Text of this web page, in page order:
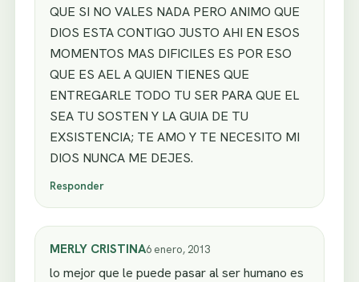
QUE SI NO VALES NADA PERO ANIMO QUE
DIOS ESTA CONTIGO JUSTO AHI EN ESOS
MOMENTOS MAS DIFICILES ES POR ESO
QUE ES AEL A QUIEN TIENES QUE
ENTREGARLE TODO TU SER PARA QUE EL
SEA TU SOSTEN Y LA GUIA DE TU
EXSISTENCIA; TE AMO Y TE NECESITO MI
DIOS NUNCA ME DEJES.
Responder
MERLY CRISTINA6 enero, 2013
lo mejor que le puede pasar al ser humano es